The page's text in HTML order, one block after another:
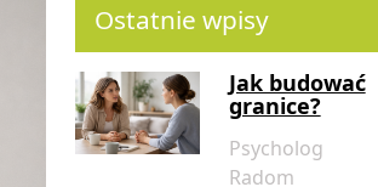
Ostatnie wpisy
Kilka słów o
Psycholog
Radom